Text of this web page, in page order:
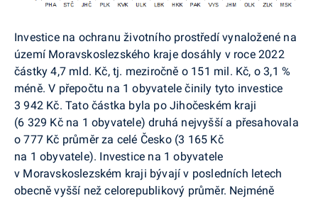
Investice na ochranu životního prostředí vynaložené na
území Moravskoslezského kraje dosáhly v roce 2022
částky 4,7 mld. Kč, tj. meziročně o 151 mil. Kč, o 3,1 %
méně. V přepočtu na 1 obyvatele činily tyto investice
3 942 Kč. Tato částka byla po Jihočeském kraji
(6 329 Kč na 1 obyvatele) druhá nejvyšší a přesahovala
o 777 Kč průměr za celé Česko (3 165 Kč
na 1 obyvatele). Investice na 1 obyvatele
v Moravskoslezském kraji bývají v posledních letech
obecně vyšší než celorepublikový průměr. Nejméně